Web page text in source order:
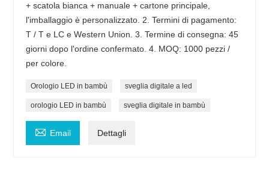
+ scatola bianca + manuale + cartone principale,
l'imballaggio è personalizzato. 2. Termini di pagamento:
T / T e LC e Western Union. 3. Termine di consegna: 45
giorni dopo l'ordine confermato. 4. MOQ: 1000 pezzi /
per colore.
Orologio LED in bambù sveglia digitale a led
orologio LED in bambù sveglia digitale in bambù
 Email Dettagli